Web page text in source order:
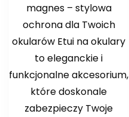
magnes – stylowa
ochrona dla Twoich
okularów Etui na okulary
to eleganckie i
funkcjonalne akcesorium,
które doskonale
zabezpieczy Twoje